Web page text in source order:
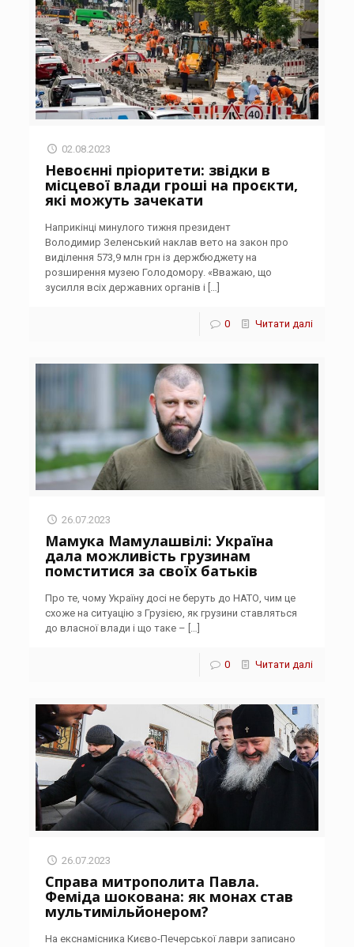
02.08.2023
Невоєнні пріоритети: звідки в
місцевої влади гроші на проєкти,
які можуть зачекати
Наприкінці минулого тижня президент
Володимир Зеленський наклав вето на закон про
виділення 573,9 млн грн із держбюджету на
розширення музею Голодомору. «Вважаю, що
зусилля всіх державних органів і […]
0 Читати далі
26.07.2023
Мамука Мамулашвілі: Україна
дала можливість грузинам
помститися за своїх батьків
Про те, чому Україну досі не беруть до НАТО, чим це
схоже на ситуацію з Грузією, як грузини ставляться
до власної влади і що таке – […]
0 Читати далі
26.07.2023
Справа митрополита Павла.
Феміда шокована: як монах став
мультимільйонером?
На екснамісника Києво-Печерської лаври записано